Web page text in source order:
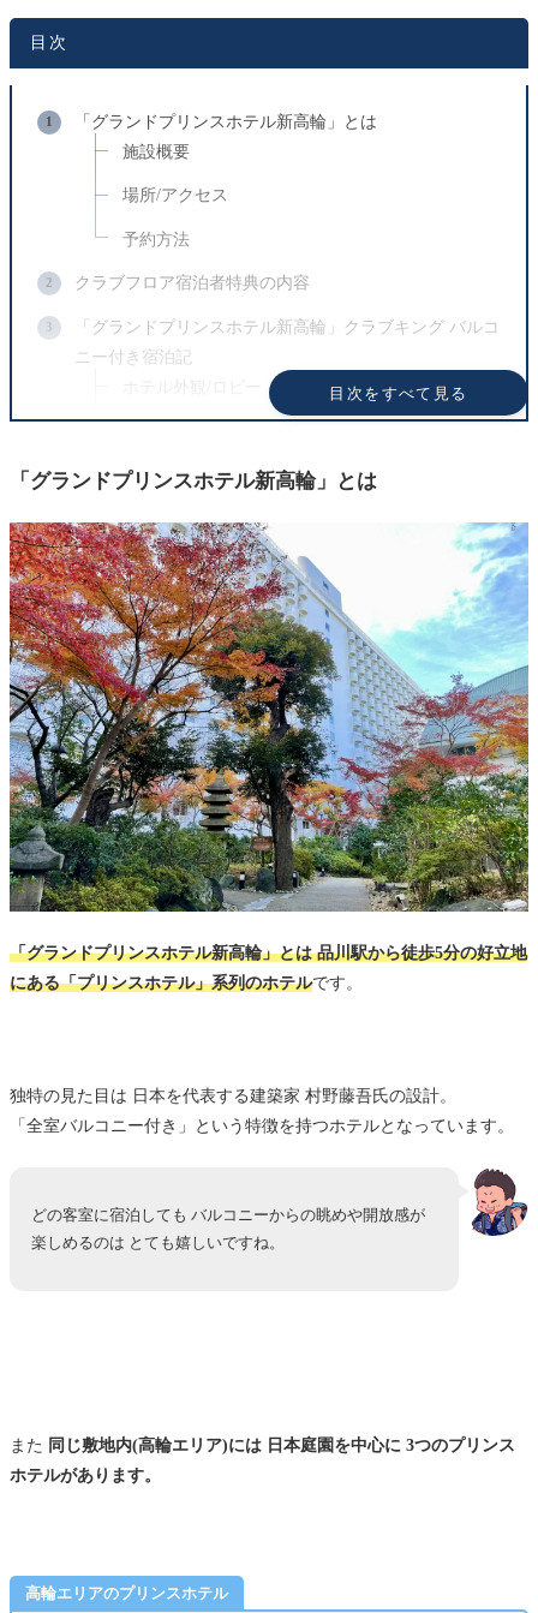
目次
目次をすべて見る
「グランドプリンスホテル新高輪」とは
施設概要
場所/アクセス
予約方法
クラブフロア宿泊者特典の内容
「グランドプリンスホテル新高輪」クラブキング バルコ
ニー付き宿泊記
エレベーター/廊下
ホテル内 その他施設
ホテル周辺 高輪エリア
日本庭園
ザ・プリンス さくらタワー東京
グランドプリンス高輪
今回利用した宿泊プランと宿泊費
まとめ：快適なクラブフロア客室+宿泊者特典で高コスパ
な滞在でした
ホテル予約+口コミ
都内ホテル宿泊記 関連記事
「グランドプリンスホテル新高輪」とは
「グランドプリンスホテル新高輪」とは 品川駅から徒歩5分の好立地
にある「プリンスホテル」系列のホテルです。
独特の見た目は 日本を代表する建築家 村野藤吾氏の設計。
「全室バルコニー付き」という特徴を持つホテルとなっています。
どの客室に宿泊しても バルコニーからの眺めや開放感が
楽しめるのは とても嬉しいですね。
また 同じ敷地内(高輪エリア)には 日本庭園を中心に 3つのプリンス
ホテルがあります。
高輪エリアのプリンスホテル